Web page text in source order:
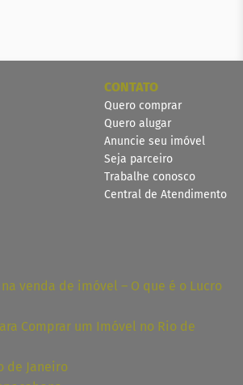
CONTATO
Quero comprar
Quero alugar
Anuncie seu imóvel
Seja parceiro
Trabalhe conosco
Central de Atendimento
venda de imóvel – O que é o Lucro
Comprar um Imóvel no Rio de
de Janeiro